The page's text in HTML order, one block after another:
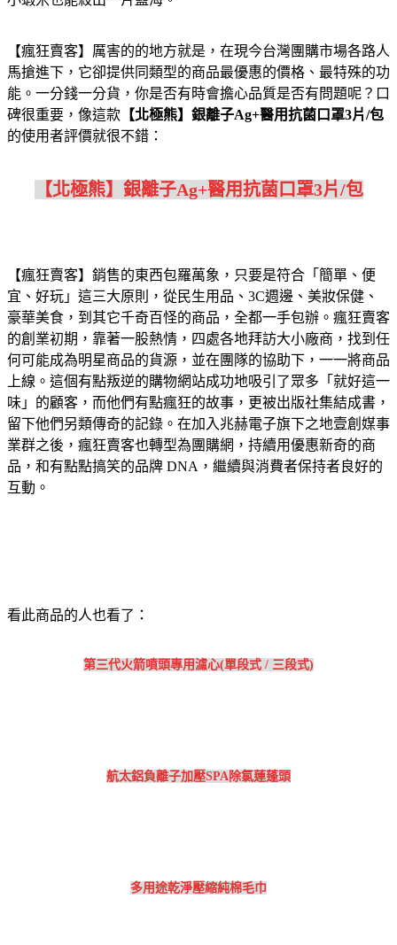
【瘋狂賣客】厲害的的地方就是，在現今台灣團購市場各路人
馬搶進下，它卻提供同類型的商品最優惠的價格、最特殊的功
能。一分錢一分貨，你是否有時會擔心品質是否有問題呢？口
碑很重要，像這款 【北極熊】銀離子Ag+醫用抗菌口罩3片/包
的使用者評價就很不錯：
【北極熊】銀離子Ag+醫用抗菌口罩3片/包
【瘋狂賣客】銷售的東西包羅萬象，只要是符合「簡單、便
宜、好玩」這三大原則，從民生用品、3C週邊、美妝保健、
豪華美食，到其它千奇百怪的商品，全都一手包辦。瘋狂賣客
的創業初期，靠著一股熱情，四處各地拜訪大小廠商，找到任
何可能成為明星商品的貨源，並在團隊的協助下，一一將商品
上線。這個有點叛逆的購物網站成功地吸引了眾多「就好這一
味」的顧客，而他們有點瘋狂的故事，更被出版社集結成書，
留下他們另類傳奇的記錄。在加入兆赫電子旗下之地壹創媒事
業群之後，瘋狂賣客也轉型為團購網，持續用優惠新奇的商
品，和有點點搞笑的品牌 DNA，繼續與消費者保持者良好的
互動。
看此商品的人也看了：
第三代火箭噴頭專用濾心(單段式 / 三段式)
航太鋁負離子加壓SPA除氯蓮蓬頭
多用途乾淨壓縮純棉毛巾